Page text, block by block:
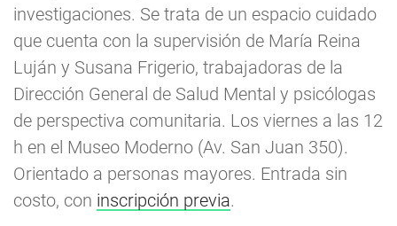
investigaciones. Se trata de un espacio cuidado
que cuenta con la supervisión de María Reina
Luján y Susana Frigerio, trabajadoras de la
Dirección General de Salud Mental y psicólogas
de perspectiva comunitaria. Los viernes a las 12
h en el Museo Moderno (Av. San Juan 350).
Orientado a personas mayores. Entrada sin
costo, con inscripción previa.